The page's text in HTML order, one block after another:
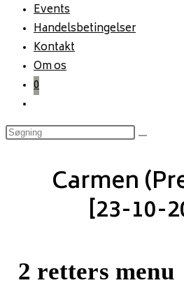
Events
Handelsbetingelser
Kontakt
Om os
0
website
search
Carmen
[23-10-
2 retters menu